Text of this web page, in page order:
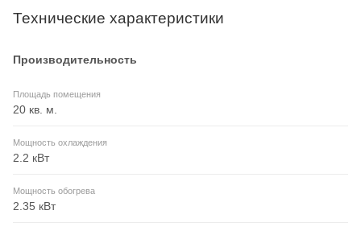
Технические характеристики
Производительность
Площадь помещения
20 кв. м.
Мощность охлаждения
2.2 кВт
Мощность обогрева
2.35 кВт